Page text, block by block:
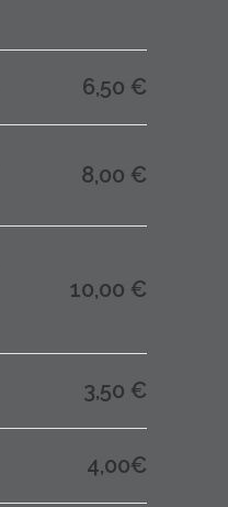
6,50 €
8,00 €
10,00 €
3,50 €
4,00€